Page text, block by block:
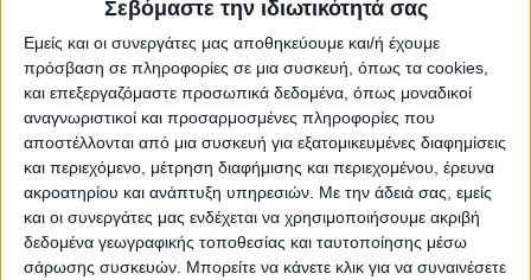
Σεβόμαστε την ιδιωτικότητά σας
Εμείς και οι συνεργάτες μας αποθηκεύουμε και/ή έχουμε
πρόσβαση σε πληροφορίες σε μια συσκευή, όπως τα cookies,
και επεξεργαζόμαστε προσωπικά δεδομένα, όπως μοναδικοί
αναγνωριστικοί και προσαρμοσμένες πληροφορίες που
αποστέλλονται από μια συσκευή για εξατομικευμένες διαφημίσεις
και περιεχόμενο, μέτρηση διαφήμισης και περιεχομένου, έρευνα
ακροατηρίου και ανάπτυξη υπηρεσιών. Με την άδειά σας, εμείς
και οι συνεργάτες μας ενδέχεται να χρησιμοποιήσουμε ακριβή
δεδομένα γεωγραφικής τοποθεσίας και ταυτοποίησης μέσω
σάρωσης συσκευών. Μπορείτε να κάνετε κλικ για να συναινέσετε
08.06.2021 - 20:42
ΔΙΑΒΆΣΤΕ ΠΕΡΙΣΣΌΤΕΡΑ